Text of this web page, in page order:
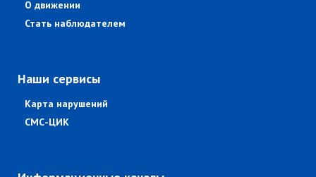
О движении
Стать наблюдателем
Наши сервисы
Карта нарушений
СМС-ЦИК